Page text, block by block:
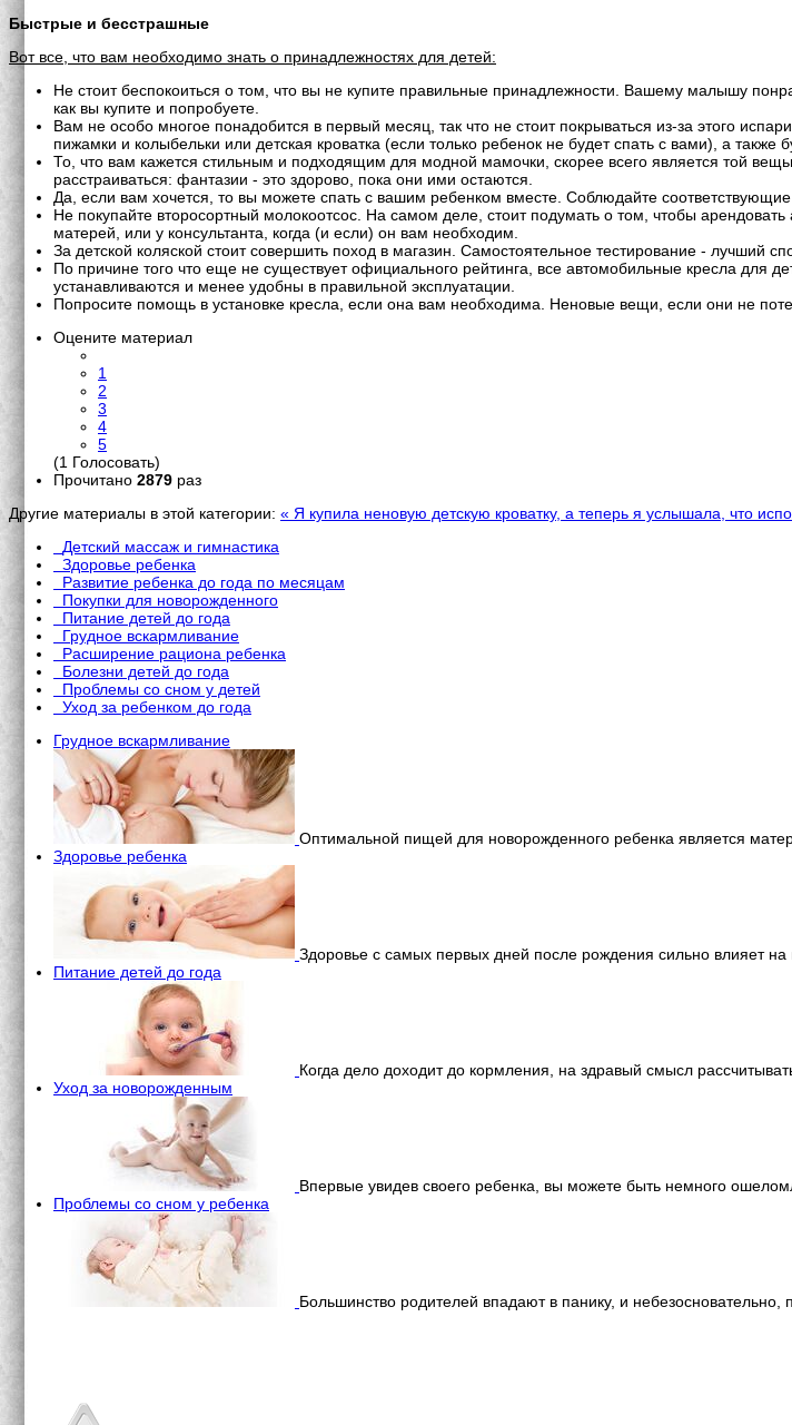
Быстрые и бесстрашные
Вот все, что вам необходимо знать о принадлежностях для детей:
Не стоит беспокоиться о том, что вы не купите правильные принадлежности. Вашему малышу
как вы купите и попробуете.
Вам не особо многое понадобится в первый месяц, так что не стоит покрываться из-за этого
пижамки и колыбельки или детская кроватка (если только ребенок не будет спать с вами), а
То, что вам кажется стильным и подходящим для модной мамочки, скорее всего является той
расстраиваться: фантазии - это здорово, пока они ими остаются.
Да, если вам хочется, то вы можете спать с вашим ребенком вместе. Соблюдайте соответствующие
Не покупайте второсортный молокоотсос. На самом деле, стоит подумать о том, чтобы
матерей, или у консультанта, когда (и если) он вам необходим.
За детской коляской стоит совершить поход в магазин. Самостоятельное тестирование - лучший
По причине того что еще не существует официального рейтинга, все автомобильные кресла для
устанавливаются и менее удобны в правильной эксплуатации.
Попросите помощь в установке кресла, если она вам необходима. Неновые вещи, если они не
Оцените материал
1
2
3
4
5
(1 Голосовать)
Прочитано 2879 раз
Другие материалы в этой категории: « Я купила неновую детскую кроватку, а теперь я услышала, что
Детский массаж и гимнастика
Здоровье ребенка
Развитие ребенка до года по месяцам
Покупки для новорожденного
Питание детей до года
Грудное вскармливание
Расширение рациона ребенка
Болезни детей до года
Проблемы со сном у детей
Уход за ребенком до года
Грудное вскармливание
Оптимальной пищей для новорожденного ребенка является
Здоровье ребенка
Здоровье с самых первых дней после рождения сильно влияет
Питание детей до года
Когда дело доходит до кормления, на здравый смысл
Уход за новорожденным
Впервые увидев своего ребенка, вы можете быть немного
Проблемы со сном у ребенка
Большинство родителей впадают в панику, и